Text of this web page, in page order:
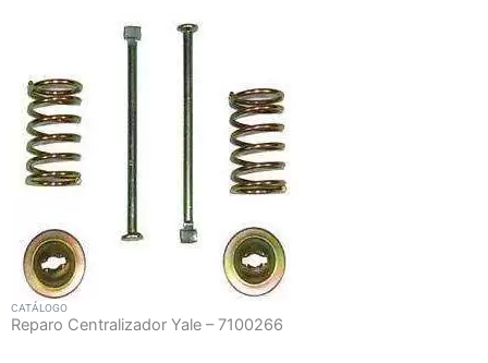
CATÁLOGO
Reparo Centralizador Yale – 7100266